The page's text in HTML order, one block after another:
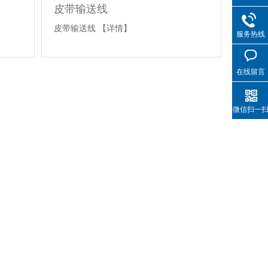
皮带输送线
皮带输送线 【详情】
服务热线
在线留言
微信扫一扫